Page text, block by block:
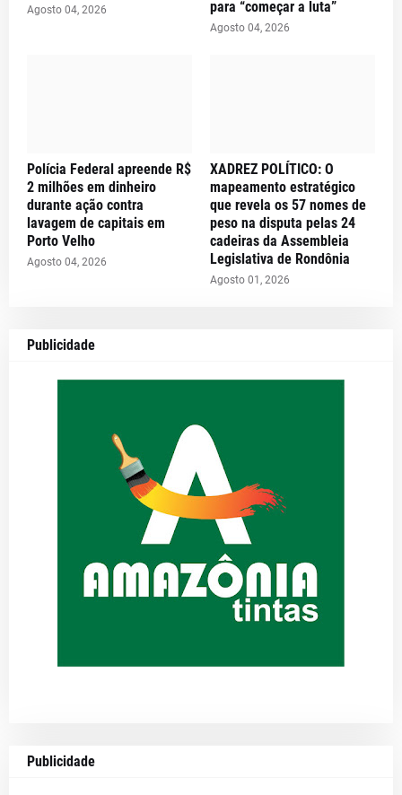
Agosto 04, 2026 para “começar a luta”
Agosto 04, 2026
Polícia Federal apreende R$
2 milhões em dinheiro
durante ação contra
lavagem de capitais em
Porto Velho
Agosto 04, 2026
XADREZ POLÍTICO: O
mapeamento estratégico
que revela os 57 nomes de
peso na disputa pelas 24
cadeiras da Assembleia
Legislativa de Rondônia
Agosto 01, 2026
Publicidade
Publicidade